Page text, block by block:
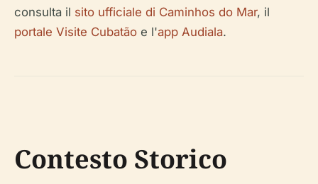
consulta il sito ufficiale di Caminhos do Mar, il
portale Visite Cubatão e l'app Audiala.
Contesto Storico